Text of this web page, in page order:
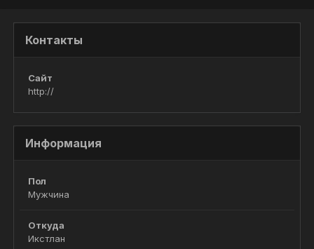
Контакты
Сайт
http://
Информация
Пол
Мужчина
Откуда
Икстлан